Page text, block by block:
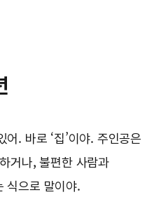
. 바로 ‘집’이야. 주인공은
거나, 불편한 사람과
식으로 말이야.